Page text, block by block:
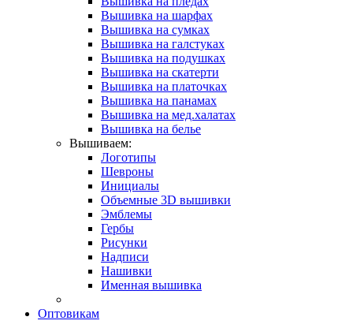
Вышивка на шарфах
Вышивка на сумках
Вышивка на галстуках
Вышивка на подушках
Вышивка на скатерти
Вышивка на платочках
Вышивка на панамах
Вышивка на мед.халатах
Вышивка на белье
Вышиваем:
Логотипы
Шевроны
Инициалы
Объемные 3D вышивки
Эмблемы
Гербы
Рисунки
Надписи
Нашивки
Именная вышивка
Оптовикам